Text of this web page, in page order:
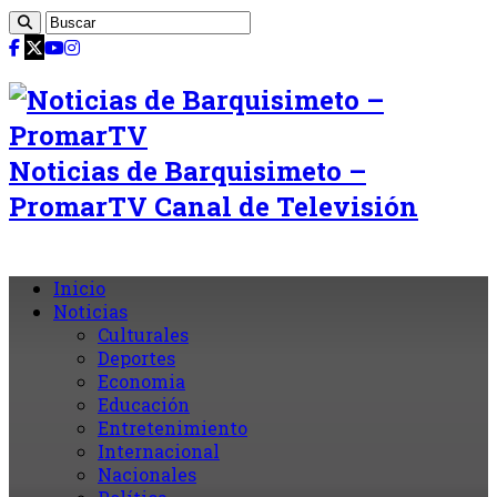
Noticias de Barquisimeto –
PromarTV Canal de Televisión
Inicio
Noticias
Culturales
Deportes
Economia
Educación
Entretenimiento
Internacional
Nacionales